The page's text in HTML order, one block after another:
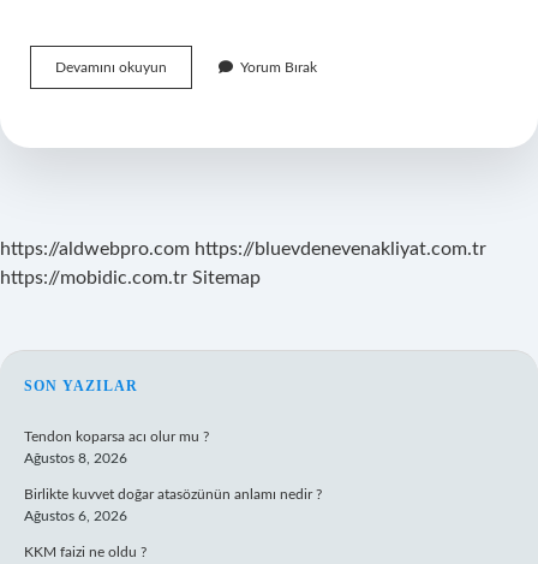
Devamını okuyun
Ne
Yorum Bırak
https://aldwebpro.com https://bluevdenevenakliyat.com.tr
https://mobidic.com.tr Sitemap
SIDEBAR
SON YAZILAR
Tendon koparsa acı olur mu ?
Ağustos 8, 2026
Birlikte kuvvet doğar atasözünün anlamı nedir ?
Ağustos 6, 2026
KKM faizi ne oldu ?